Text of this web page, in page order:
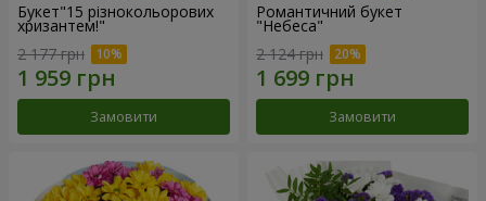
Букет"15 різнокольорових
хризантем!"
2 177 грн
Замовити
Романтичний букет
"Небеса"
2 124 грн
Замовити